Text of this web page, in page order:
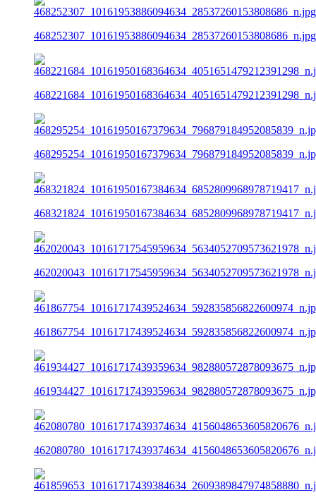
468252307_10161953886094634_28537260153808686_n.jpg